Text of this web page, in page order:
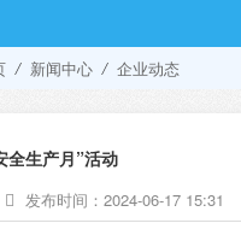
/ 新闻中心 / 企业动态
全生产月”活动
发布时间：2024-06-17 15:31